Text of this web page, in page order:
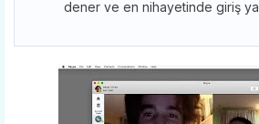
dener ve en nihayetinde giriş